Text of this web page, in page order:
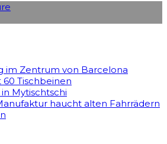
im Zentrum von Barcelona
60 Tischbeinen
Mytischtschi
haucht alten Fahrrädern